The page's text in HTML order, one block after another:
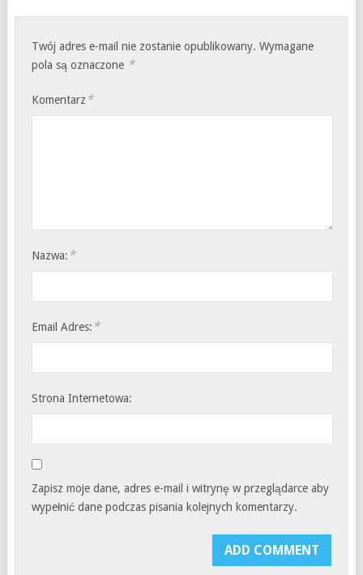
Twój adres e-mail nie zostanie opublikowany. Wymagane
pola są oznaczone *
Komentarz *
Nazwa: *
Email Adres: *
Strona Internetowa:
Zapisz moje dane, adres e-mail i witrynę w przeglądarce aby
wypełnić dane podczas pisania kolejnych komentarzy.